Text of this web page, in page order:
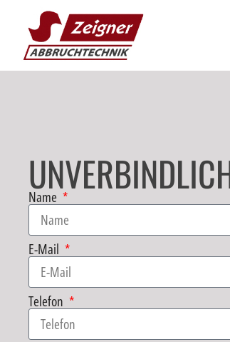
Name
E-Mail
Telefon